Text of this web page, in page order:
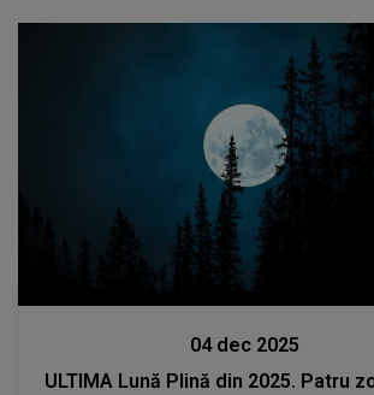
04 dec 2025
ULTIMA Lună Plină din 2025. Patru